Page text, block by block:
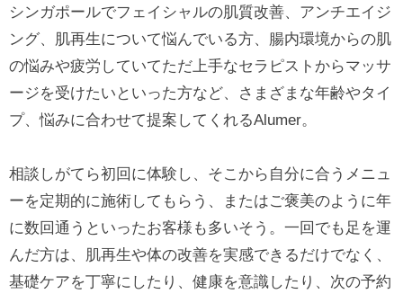
シンガポールでフェイシャルの肌質改善、アンチエイジ
ング、肌再生について悩んでいる方、腸内環境からの肌
の悩みや疲労していてただ上手なセラピストからマッサ
ージを受けたいといった方など、さまざまな年齢やタイ
プ、悩みに合わせて提案してくれるAlumer。
相談しがてら初回に体験し、そこから自分に合うメニュ
ーを定期的に施術してもらう、またはご褒美のように年
に数回通うといったお客様も多いそう。一回でも足を運
んだ方は、肌再生や体の改善を実感できるだけでなく、
基礎ケアを丁寧にしたり、健康を意識したり、次の予約